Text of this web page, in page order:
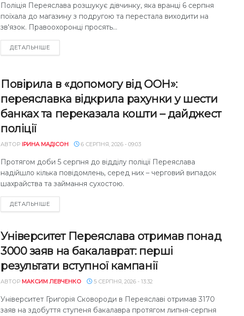
Поліція Переяслава розшукує дівчинку, яка вранці 6 серпня
поїхала до магазину з подругою та перестала виходити на
зв'язок. Правоохоронці просять...
ДЕТАЛЬНІШЕDETAILS
Повірила в «допомогу від ООН»:
переяславка відкрила рахунки у шести
банках та переказала кошти – дайджест
поліції
АВТОР ІРИНА МАДІСОН 6 СЕРПНЯ, 2026 - 09:03
Протягом доби 5 серпня до відділу поліції Переяслава
надійшло кілька повідомлень, серед них – черговий випадок
шахрайства та займання сухостою.
ДЕТАЛЬНІШЕDETAILS
Університет Переяслава отримав понад
3000 заяв на бакалаврат: перші
результати вступної кампанії
АВТОР МАКСИМ ЛЕВЧЕНКО 5 СЕРПНЯ, 2026 - 13:32
Університет Григорія Сковороди в Переяславі отримав 3170
заяв на здобуття ступеня бакалавра протягом липня-серпня